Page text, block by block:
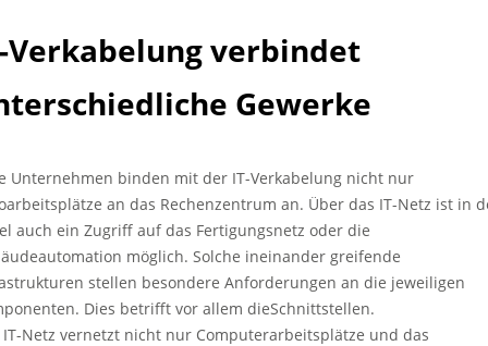
Verkabelung verbindet
Gewerke
Unternehmen binden mit der IT-Verkabelung nicht nur
an das Rechenzentrum an. Über das IT-Netz ist in
auch ein Zugriff auf das Fertigungsnetz oder die
möglich. Solche ineinander greifende
stellen besondere Anforderungen an die jeweiligen
Dies betrifft vor allem dieSchnittstellen.
IT-Netz vernetzt nicht nur Computerarbeitsplätze und das